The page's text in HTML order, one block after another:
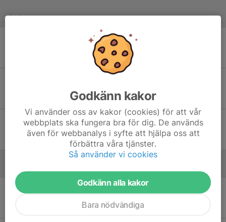
Juni
Stenkullen GoIK - Vallens IF
Stenkullens IP 2 KG
Mån 23
Stenkullen GoIK - Angereds IS
Stenkullens IP 2 KG
Fre 8
BK Bifrost U17 - Stenkullen GoIK
Godkänn kakor
Vi använder oss av kakor (cookies) för att vår
webbplats ska fungera bra för dig. De används
även för webbanalys i syfte att hjälpa oss att
förbättra våra tjänster.
Så använder vi cookies
Godkänn alla kakor
Bara nödvändiga